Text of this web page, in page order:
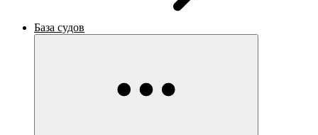
База судов